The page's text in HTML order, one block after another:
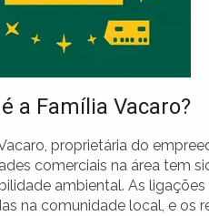
a Família Vacaro?
proprietária do
comerciais na área tem
ambiental. As
na comunidade local, e